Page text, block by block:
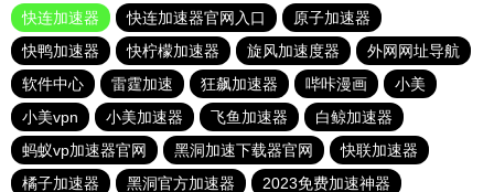
快连加速器
快连加速器官网入口
原子加速器
快鸭加速器
快柠檬加速器 旋风加速度器
外网网址导航
软件中心
雷霆加速 狂飙加速器 哔咔漫画
小美
小美vpn
小美加速器 飞鱼加速器
白鲸加速器
蚂蚁vp加速器官网
黑洞加速下载器官网
快联加速器
橘子加速器
黑洞官方加速器
2023免费加速神器